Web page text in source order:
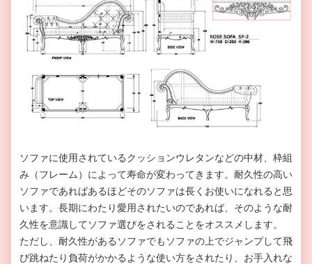
ソファに使用されているクッションウレタンなどの中材、枠組
み（フレーム）によって寿命が変わってきます。耐久性の高い
ソファであればあるほどそのソファは長くお使いになれると思
います。長期にわたり愛用されたいのであれば、そのような耐
久性を意識してソファ選びをされることをオススメします。
ただし、耐久性があるソファでもソファの上でジャンプして飛
び跳ねたり負荷がかかるような使い方をされたり、お手入れな